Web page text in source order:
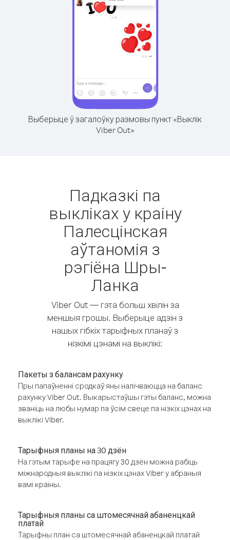
Выберыце ў загалоўку размовы пункт «Выклік
Viber Out»
Падказкі па
выкліках у краіну
Палесцінская
аўтаномія з
рэгіёна Шры-
Ланка
Viber Out — гэта больш хвілін за
меншыя грошы. Выберыце адзін з
нашых гібкіх тарыфных планаў з
нізкімі цэнамі на выклікі:
Пакеты з балансам рахунку
Пры папаўненні сродкаў яны налічваюцца на баланс
рахунку Viber Out. Выкарыстаўшы гэты баланс, можна
званіць на любы нумар па ўсім свеце па нізкіх цэнах на
выклікі Viber.
Тарыфныя планы на 30 дзён
На гэтым тарыфе на працягу 30 дзён можна рабіць
міжнародныя выклікі па нізкіх цэнах Viber у абраныя
вамі краіны.
Тарыфныя планы са штомесячнай абаненцкай
платай
Тарыфны план са штомесячнай абаненцкай платай